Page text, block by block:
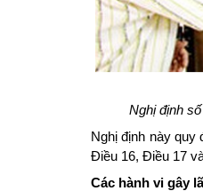
Nghị định
Nghị định này
Điều 16, Điều 17
Các hành vi gây